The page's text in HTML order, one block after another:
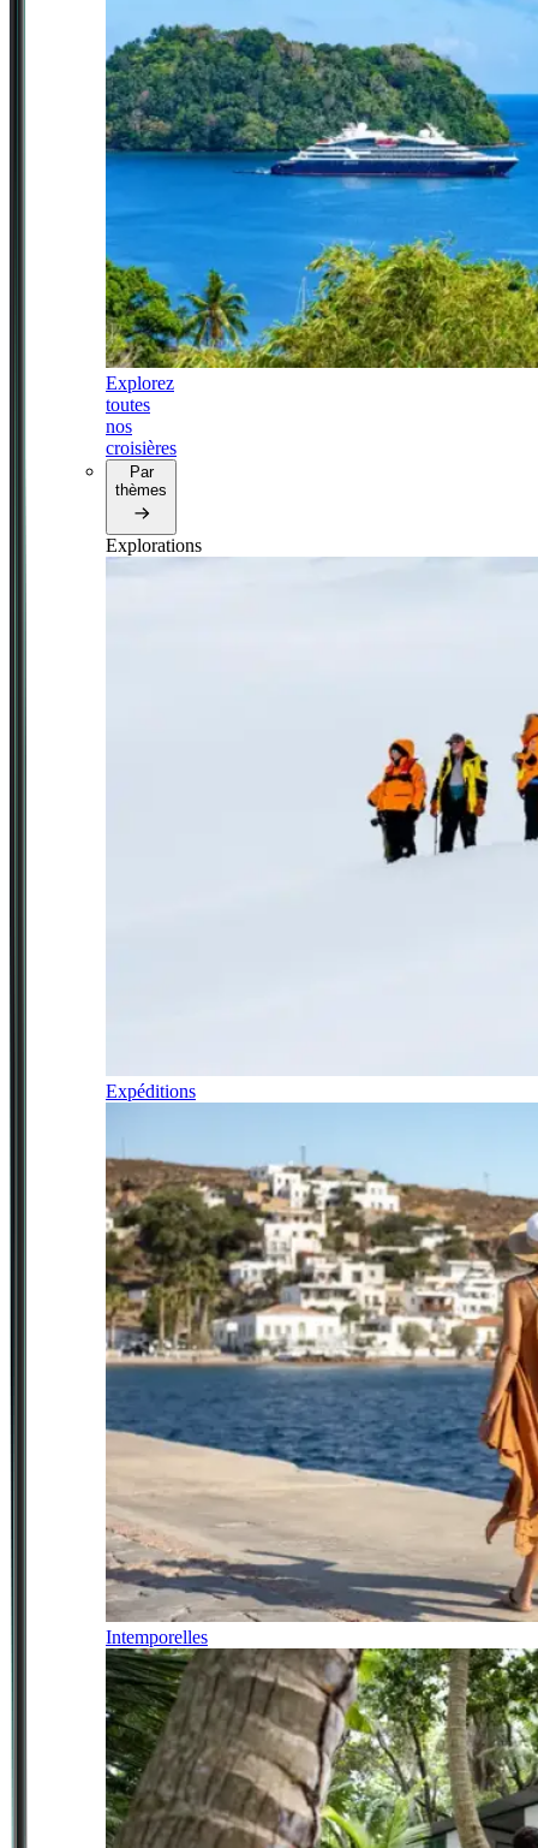
Explorez
toutes
nos
croisières
Par
thèmes
Explorations
Expéditions
Intemporelles